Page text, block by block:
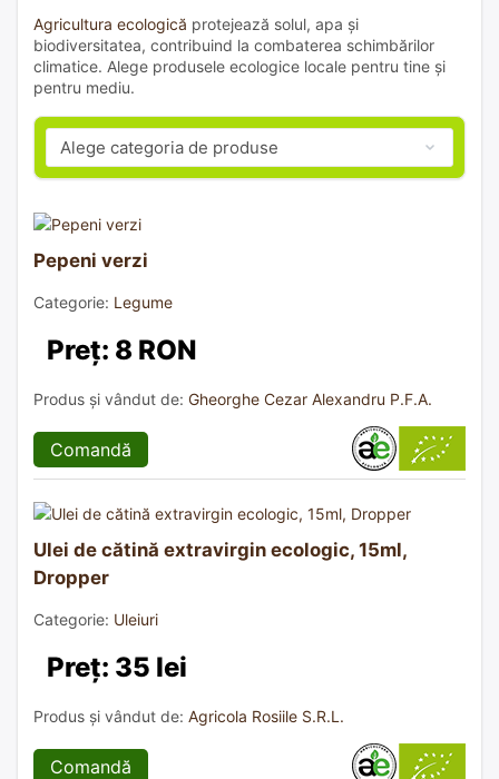
Agricultura ecologică protejează solul, apa și
biodiversitatea, contribuind la combaterea schimbărilor
climatice. Alege produsele ecologice locale pentru tine și
pentru mediu.
Pepeni verzi
Categorie: Legume
Preț: 8 RON
Produs și vândut de: Gheorghe Cezar Alexandru P.F.A.
Comandă
Ulei de cătină extravirgin ecologic, 15ml,
Dropper
Categorie: Uleiuri
Preț: 35 lei
Produs și vândut de: Agricola Rosiile S.R.L.
Comandă